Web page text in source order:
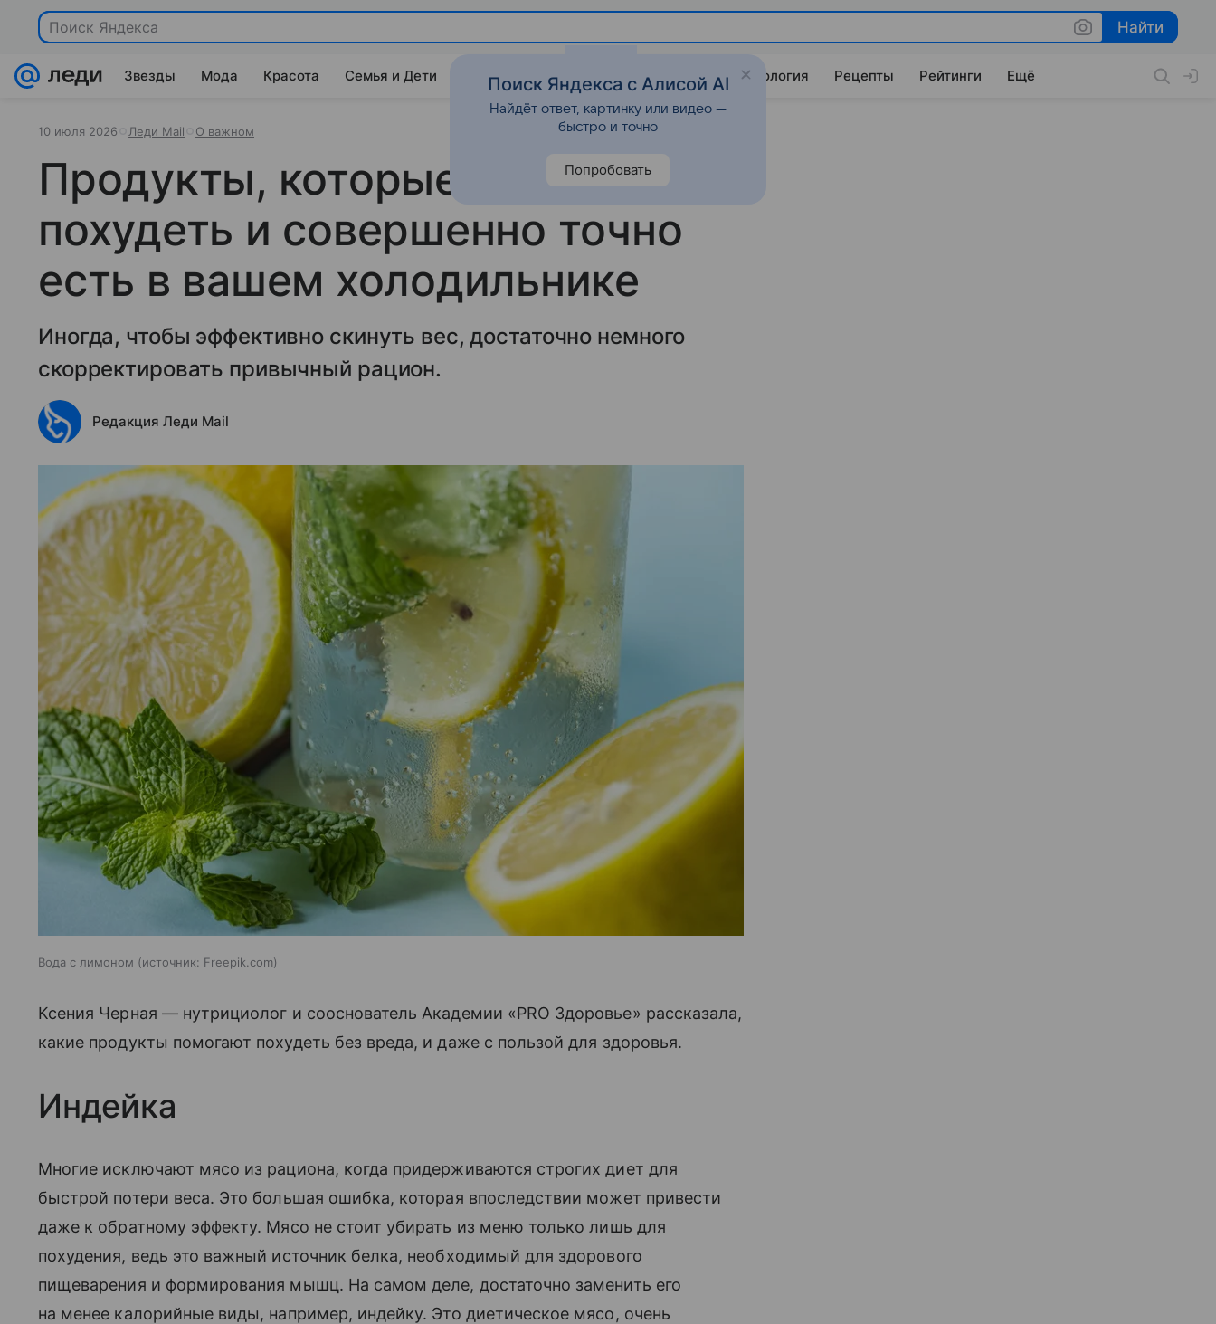
Поиск Яндекса Найти
Найти
Звезды Мода Красота Семья и Дети Дом Гороскопы Стиль жизни Психология Рецепты Рейтинги Ещё
10 июля 2026 Леди Mail О важном
Продукты, которые помогают
похудеть и совершенно точно
есть в вашем холодильнике
Иногда, чтобы эффективно скинуть вес, достаточно немного
скорректировать привычный рацион.
Редакция Леди Mail
Вода с лимоном источник: Freepik.com
Ксения Черная ― нутрициолог и сооснователь Академии «PRO Здоровье» рассказала,
какие продукты помогают похудеть без вреда, и даже с пользой для здоровья.
Индейка
Многие исключают мясо из рациона, когда придерживаются строгих диет для
быстрой потери веса. Это большая ошибка, которая впоследствии может привести
даже к обратному эффекту. Мясо не стоит убирать из меню только лишь для
похудения, ведь это важный источник белка, необходимый для здорового
пищеварения и формирования мышц. На самом деле, достаточно заменить его
на менее калорийные виды, например, индейку. Это диетическое мясо, очень
Поиск Яндекса с Алисой AI
Найдёт ответ, картинку или видео —
быстро и точно
Попробовать